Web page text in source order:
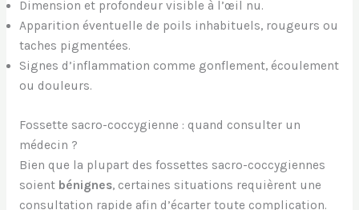
Dimension et profondeur visible à l’œil nu.
Apparition éventuelle de poils inhabituels, rougeurs ou
taches pigmentées.
Signes d’inflammation comme gonflement, écoulement
ou douleurs.
Fossette sacro-coccygienne : quand consulter un
médecin ?
Bien que la plupart des fossettes sacro-coccygiennes
soient bénignes, certaines situations requièrent une
consultation rapide afin d’écarter toute complication.